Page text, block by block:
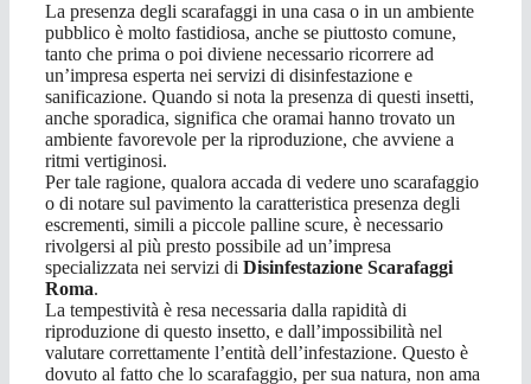
La presenza degli scarafaggi in una casa o in un ambiente
pubblico è molto fastidiosa, anche se piuttosto comune,
tanto che prima o poi diviene necessario ricorrere ad
un’impresa esperta nei servizi di disinfestazione e
sanificazione. Quando si nota la presenza di questi insetti,
anche sporadica, significa che oramai hanno trovato un
ambiente favorevole per la riproduzione, che avviene a
ritmi vertiginosi.
Per tale ragione, qualora accada di vedere uno scarafaggio
o di notare sul pavimento la caratteristica presenza degli
escrementi, simili a piccole palline scure, è necessario
rivolgersi al più presto possibile ad un’impresa
specializzata nei servizi di Disinfestazione Scarafaggi
Roma.
La tempestività è resa necessaria dalla rapidità di
riproduzione di questo insetto, e dall’impossibilità nel
valutare correttamente l’entità dell’infestazione. Questo è
dovuto al fatto che lo scarafaggio, per sua natura, non ama